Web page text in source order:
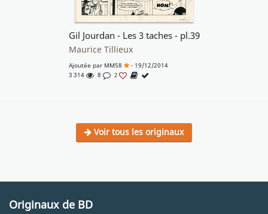
Gil Jourdan - Les 3 taches - pl.39
Maurice Tillieux
Ajoutée par MM58
- 19/12/2014
3 314
8 2
Voir tous les originaux
Originaux de BD